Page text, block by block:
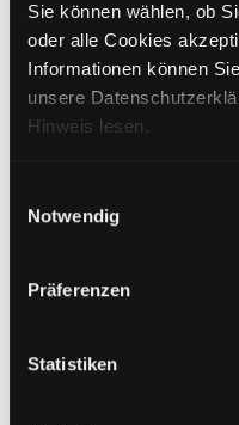
Sie können wählen, ob
oder alle Cookies
Informationen können
unsere
Hinweis lesen.
Notwendig
Präferenzen
Statistiken
BITTE WÄHLEN SIE EINE
IN
PFLEGEHINWEISE